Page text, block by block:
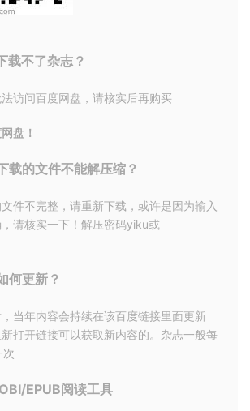
载不了杂志？
访问百度网盘，请核实后再购买
盘！
载的文件不能解压缩？
件不完整，请重新下载，或许是因为输入
请核实一下！解压密码yiku或
何更新？
当年内容会持续在该百度链接里面更新
打开链接可以获取新内容的。杂志一般每
次
EPUB阅读工具